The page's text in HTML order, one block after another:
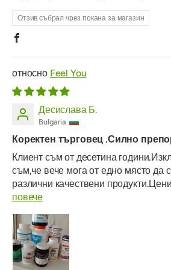
Отзив събрал чрез покана за магазин
Feel You
Десислава Б.
Bulgaria
Коректен търговец .Силно
Клиент съм от десетина
съм,че вече мога от едно място да
различни качествени
повече